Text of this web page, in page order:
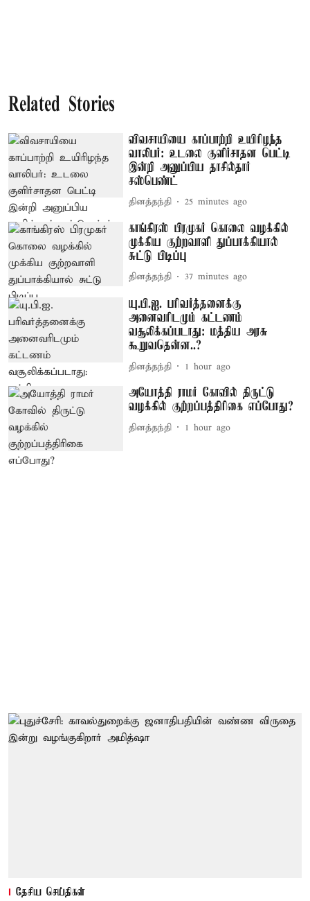
Related Stories
விவசாயியை காப்பாற்றி உயிரிழந்த
வாலிபர்: உடலை குளிர்சாதன பெட்டி
இன்றி அனுப்பிய தாசில்தார்
சஸ்பெண்ட்
தினத்தந்தி 25 minutes ago
காங்கிரஸ் பிரமுகர் கொலை வழக்கில்
முக்கிய குற்றவாளி துப்பாக்கியால்
சுட்டு பிடிப்பு
தினத்தந்தி 37 minutes ago
யு.பி.ஐ. பரிவர்த்தனைக்கு
அனைவரிடமும் கட்டணம்
வசூலிக்கப்படாது: மத்திய அரசு
கூறுவதென்ன..?
தினத்தந்தி 1 hour ago
அயோத்தி ராமர் கோவில் திருட்டு
வழக்கில் குற்றப்பத்திரிகை எப்போது?
தினத்தந்தி 1 hour ago
தேசிய செய்திகள்